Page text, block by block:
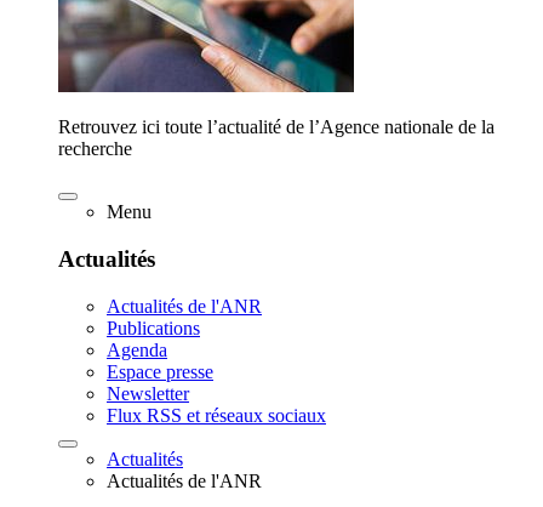
Retrouvez ici toute l’actualité de l’Agence nationale de la
recherche
Menu
Actualités
Actualités de l'ANR
Publications
Agenda
Espace presse
Newsletter
Flux RSS et réseaux sociaux
Actualités
Actualités de l'ANR